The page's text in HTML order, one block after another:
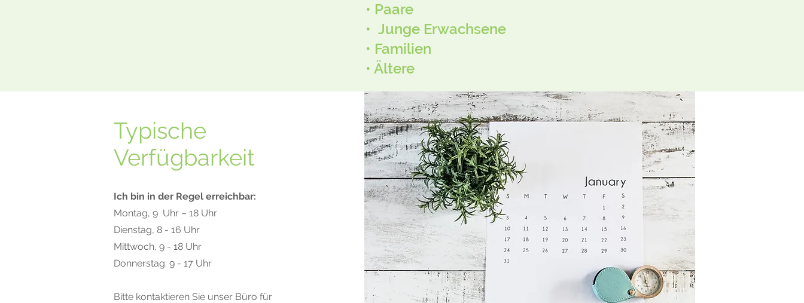
• Paare
• Junge Erwachsene
• Familien
• Ältere
Typische
Verfügbarkeit
Ich bin in der Regel erreichbar:
Montag, 9 Uhr – 18 Uhr
Dienstag, 8 - 16 Uhr
Mittwoch, 9 - 18 Uhr
Donnerstag. 9 - 17 Uhr
Bitte kontaktieren Sie unser Büro für